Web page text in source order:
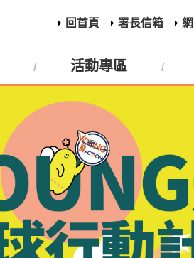
回首頁
署長信箱
活動專區